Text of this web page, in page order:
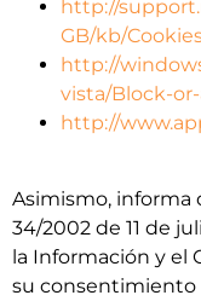
http://
GB/kb/
http://
vista/Block-
http://
Asimismo, informa
34/2002 de 11 de
la Información y el
su consentimiento